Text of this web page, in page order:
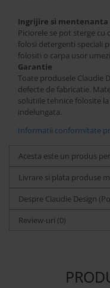
Ingrijire si mentenanta
Piciorele se pot sterge
folosi detergenti speciali
folositi o carpa usor
Garantie
Toate produsele Claudie
defecte de fabricatie.
solutiile tehnice folosite
indelungata.
Informatii conformitate
Acesta este un produs
Livrare si plata produse
Despre Claudie Design
Review-uri (0)